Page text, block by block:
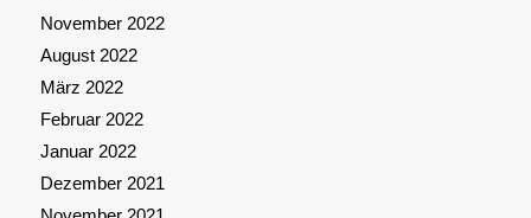
November 2022
August 2022
März 2022
Februar 2022
Januar 2022
Dezember 2021